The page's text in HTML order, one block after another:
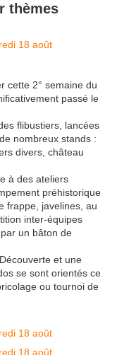
thèmes
cette 2° semaine du
passé le
flibustiers, lancées
nombreux stands :
divers, château
à des ateliers
préhistorique
frappe, javelines, au
inter-équipes
un bâton de
et une
se sont orientés ce
ou tournoi de